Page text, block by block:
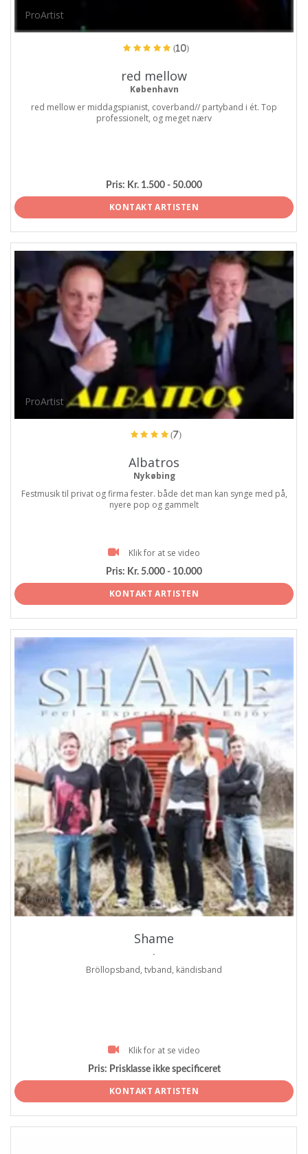
ProArtist
(10)
red mellow
København
red mellow er middagspianist, coverband// partyband i ét. Top
professionelt, og meget nærv
Pris: Kr. 1.500 - 50.000
KONTAKT ARTISTEN
ProArtist
(7)
Albatros
Nykøbing
Festmusik til privat og firma fester. både det man kan synge med på,
nyere pop og gammelt
Klik for at se video
Pris: Kr. 5.000 - 10.000
KONTAKT ARTISTEN
ProArtist
Shame
.
Bröllopsband, tvband, kändisband
Klik for at se video
Pris: Prisklasse ikke specificeret
KONTAKT ARTISTEN